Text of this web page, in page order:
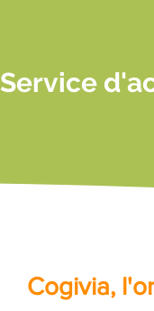
Service
Cogivia,